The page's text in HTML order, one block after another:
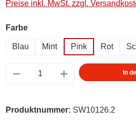
Preise inkl. MwSt. zzgl.
Farbeauswählen
Blau Mint Pink Rot
Produkt Anzahl: Gib den
In
Produktnummer: SW10126.2